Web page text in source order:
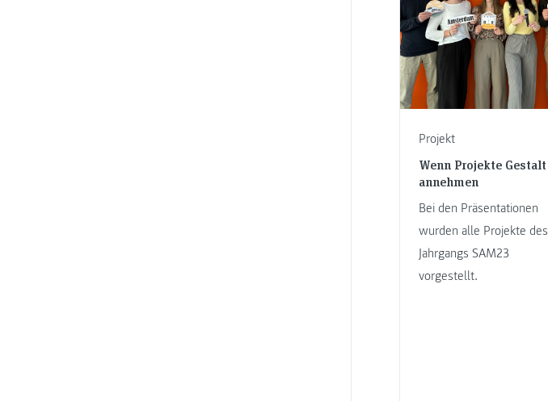
Projekt
Wenn Projekte Gestalt
annehmen
Bei den Präsentationen
wurden alle Projekte des
Jahrgangs SAM23
vorgestellt.